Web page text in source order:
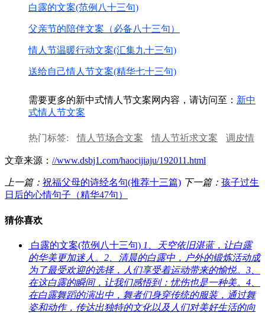
白露的文案(范例八十三句)
父亲节的陪伴文案（必备八十三句）
情人节温暖行动文案(汇集九十三句)
送给自己情人节文案(精华七十三句)
需要更多的新中式情人节文案网内容，请访问至： 新中
式情人节文案
热门标签: 情人节场合文案 情人节祈求文案
调皮情
私聊文案
文章来源： //www.dsbj1.com/haocijiaju/192011.html
上一篇： 祝福父母的诗经名句(推荐十三篇) 下一篇： 孩子过生
日后的心情句子（精华47句）
猜你喜欢
白露的文案(范例八十三句) 1、天空依旧湛蓝，让白露
的华美更加迷人。2、清晨的白露中，户外的锻炼活动成
为了最受欢迎的选择，人们享受着运动带来的愉悦。3、
在这白露的瞬间，让我们感悟到：忧伤也是一种美。4、
在白露舞蹈的演出中，舞者们身穿传统的服装，通过舞
姿和动作，传达出独特的文化以及人们对美好生活的向